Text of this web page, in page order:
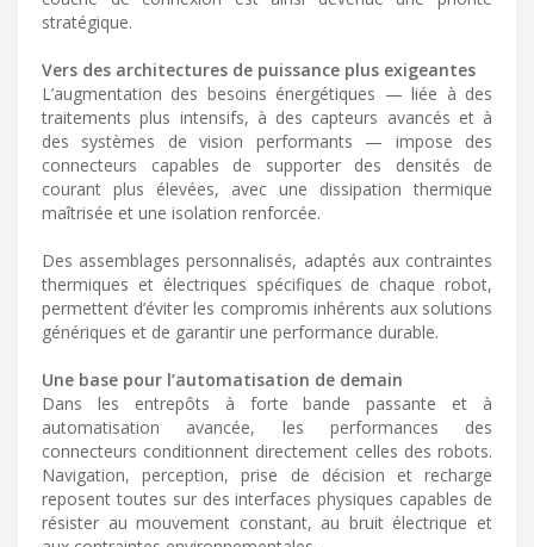
stratégique.
Vers des architectures de puissance plus exigeantes
L’augmentation des besoins énergétiques — liée à des
traitements plus intensifs, à des capteurs avancés et à
des systèmes de vision performants — impose des
connecteurs capables de supporter des densités de
courant plus élevées, avec une dissipation thermique
maîtrisée et une isolation renforcée.
Des assemblages personnalisés, adaptés aux contraintes
thermiques et électriques spécifiques de chaque robot,
permettent d’éviter les compromis inhérents aux solutions
génériques et de garantir une performance durable.
Une base pour l’automatisation de demain
Dans les entrepôts à forte bande passante et à
automatisation avancée, les performances des
connecteurs conditionnent directement celles des robots.
Navigation, perception, prise de décision et recharge
reposent toutes sur des interfaces physiques capables de
résister au mouvement constant, au bruit électrique et